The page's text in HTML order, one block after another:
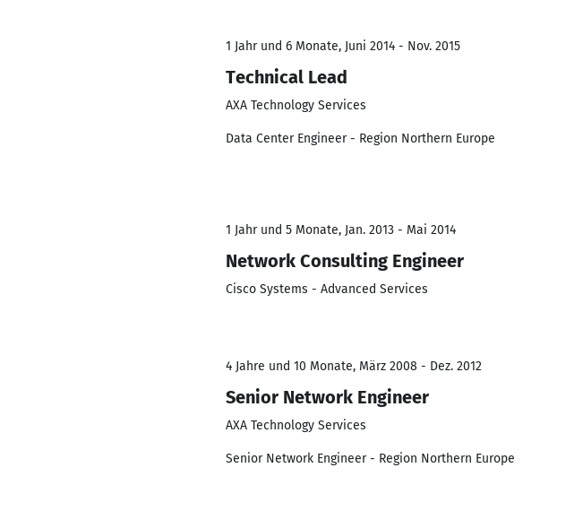
1 Jahr und 6 Monate, Juni 2014 - Nov. 2015
Technical Lead
AXA Technology Services
Data Center Engineer - Region Northern Europe
1 Jahr und 5 Monate, Jan. 2013 - Mai 2014
Network Consulting Engineer
Cisco Systems - Advanced Services
4 Jahre und 10 Monate, März 2008 - Dez. 2012
Senior Network Engineer
AXA Technology Services
Senior Network Engineer - Region Northern Europe